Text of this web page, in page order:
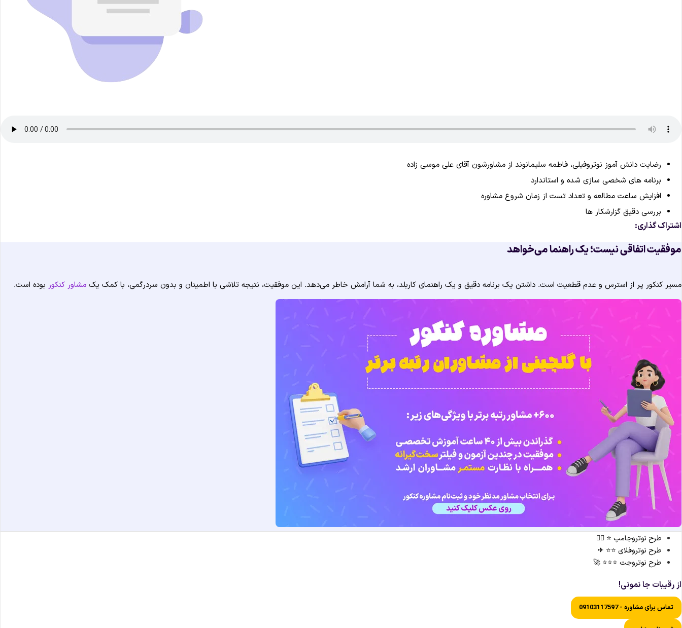
رضایت دانش آموز نوتروفیلی، فاطمه سلیمانوند از مشاورشون آقای علی موسی زاده
برنامه های شخصی سازی شده و استاندارد
افزایش ساعت مطالعه و تعداد تست از زمان شروع مشاوره
بررسی دقیق گزارشکار ها
اشتراک گذاری:
موفقیت اتفاقی نیست؛ یک راهنما می‌خواهد
مسیر کنکور پر از استرس و عدم قطعیت است. داشتن یک برنامه دقیق و یک راهنمای کاربلد، به شما آرامش خاطر می‌دهد. این موفقیت، نتیجه تلاشی با اطمینان و بدون سردرگمی، با کمک یک مشاور کنکور بوده است.
طرح نوتروجامپ ⭐ 🏃‍♀️
طرح نوتروفلای ⭐⭐ ✈
طرح نوتروجت ⭐⭐⭐ 🚀
از رقیبات جا نمونی!
تماس برای مشاوره - 09103117597